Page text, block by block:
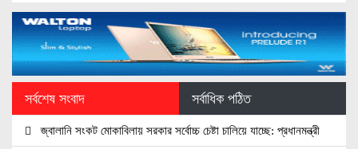
সর্বশেষ সংবাদ সর্বাধিক পঠিত
জ্বালানি সংকট মোকাবিলায় সরকার সর্বোচ্চ চেষ্টা চালিয়ে যাচ্ছে: প্রধানমন্ত্রী